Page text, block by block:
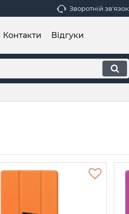
Зворотній зв'язок
Контакти Відгуки